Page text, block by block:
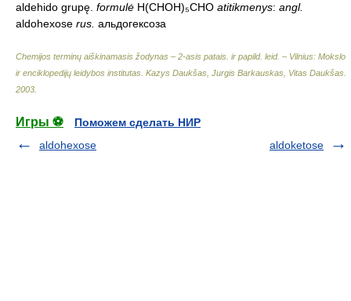
aldehido grupę. formulė H(CHOH)₅CHO atitikmenys: angl.
aldohexose rus. альдогексоза
Chemijos terminų aiškinamasis žodynas – 2-asis patais. ir papild. leid. – Vilnius: Mokslo
ir enciklopedijų leidybos institutas Kazys Daukšas, Jurgis Barkauskas, Vitas Daukšas
2003
Игры ⚽
Поможем сделать НИР
aldohexose
aldoketose